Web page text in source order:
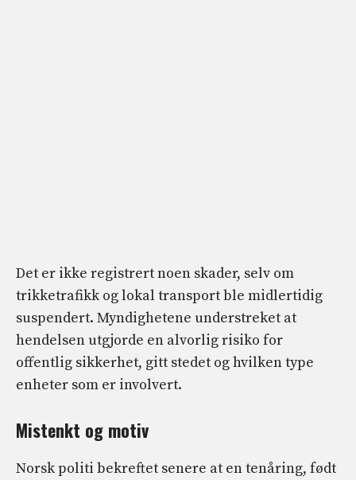
Det er ikke registrert noen skader, selv om
trikketrafikk og lokal transport ble midlertidig
suspendert. Myndighetene understreket at
hendelsen utgjorde en alvorlig risiko for
offentlig sikkerhet, gitt stedet og hvilken type
enheter som er involvert.
Mistenkt og motiv
Norsk politi bekreftet senere at en tenåring, født